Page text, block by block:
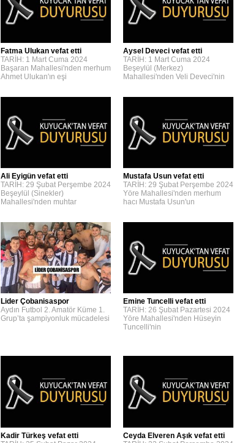
Fatma Ulukan vefat etti
TARİH: 1 Mart Cuma 2024
Başaran Mahallesi'nden merhum
Ahmet Ulukan'ın eşi
Aysel Deveci vefat etti
TARİH: 1 Mart Cuma 2024
Beşeylül (Merkez)
Mahallesi'nden Veli Deveci'nin
Ali Eyigün vefat etti
TARİH: 29 Şubat Perşembe 2024
Beşeylül (Sinekler)
Mahallesi'nden muhtar
Mustafa Usun vefat etti
TARİH: 29 Şubat Perşembe 2024
Yöre Mahallesi'nden merhum
hacı Mustafa Usun'un
Lider Çobanisaspor
Aydın Futbol 2. Amatör Küme 1.
Grup’ta şampiyonluk mücadelesi
Emine Tuncelli vefat etti
TARİH: 26 Şubat Pazartesi 2024
Yöre Mahallesi'nden Hüseyin
Tuncelli'nin
Kadir Türkeş vefat etti
Ceyda Elveren Aşık vefat etti